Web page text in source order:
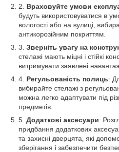
Враховуйте умови
будуть використовуватися в
вологості або на вулиці,
антикорозійним покриттям.
Зверніть увагу на
стелажі мають міцні і стійкі
витримувати заявлені
Регульованість полиць:
вибирайте стелажі з
можна легко адаптувати під
предметів.
Додаткові аксесуари:
придбання додаткових
та захисні дверцята, які
зберігання і забезпечити